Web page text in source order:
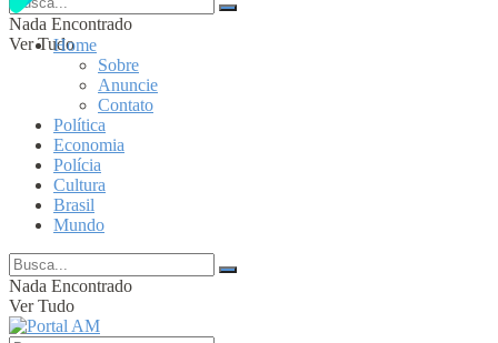
Nada Encontrado
Ver TudoHome
Sobre
Anuncie
Contato
Política
Economia
Polícia
Cultura
Brasil
Mundo
Nada Encontrado
Ver Tudo